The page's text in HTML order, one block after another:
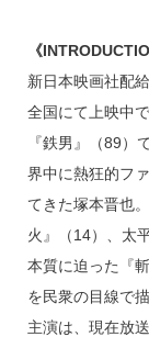
《
新日本映画社配
全国にて上映中で
『鉄男』（89）
界中に熱狂的フ
てきた塚本晋也
火』（14）、太
本質に迫った『
を民衆の目線で
主演は、現在放